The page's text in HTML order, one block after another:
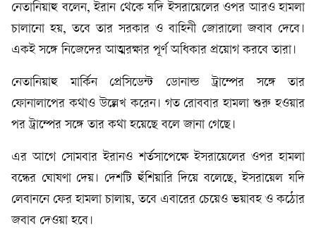
নেতানিয়াহু বলেন, ইরান থেকে যদি ইসরায়েলের ওপর আরও হামলা
চালানো হয়, তবে তার সরকার ও বাহিনী জোরালো জবাব দেবে।
একই সঙ্গে নিজেদের আত্মরক্ষার পূর্ণ অধিকার প্রয়োগ করবে তারা।
নেতানিয়াহু মার্কিন প্রেসিডেন্ট ডোনাল্ড ট্রাম্পের সঙ্গে তার
ফোনালাপের কথাও উল্লেখ করেন। গত রোববার হামলা শুরু হওয়ার
পর ট্রাম্পের সঙ্গে তার কথা হয়েছে বলে জানা গেছে।
এর আগে সোমবার ইরানও শর্তসাপেক্ষে ইসরায়েলের ওপর হামলা
বন্ধের ঘোষণা দেয়। দেশটি হুঁশিয়ারি দিয়ে বলেছে, ইসরায়েল যদি
লেবাননে ফের হামলা চালায়, তবে এবারের চেয়েও ভয়াবহ ও কঠোর
জবাব দেওয়া হবে।